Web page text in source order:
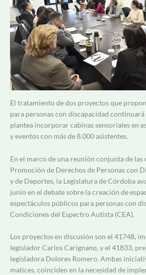
El tratamiento de dos proyectos que
para personas con discapacidad continuará
plantea incorporar cabinas sensoriales en
y eventos con más de 8.000 asistentes.
En el marco de una reunión conjunta de las
Promoción de Derechos de Personas con
y de Deportes, la Legislatura de Córdoba
junio en el debate sobre la creación de
espectáculos públicos para personas con
Condiciones del Espectro Autista (CEA).
Los proyectos en discusión son el 41748,
legislador Carlos Carignano, y el 41833,
legisladora Dolores Romero. Ambas
matices, coinciden en la necesidad de